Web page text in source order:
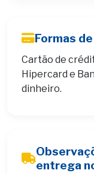
Formas
Cartão de
Hipercard e
dinheiro.
entrega